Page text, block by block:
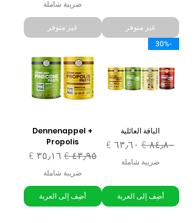
غير متوفر
ضريبة شاملة
غير متوفر
-30%
الباقة العائلية
سعر عادي‏٨٤٫٨٠ € سعر البيع
ضريبة شاملة
أضِف إلى العربة
Dennenappel +
Propolis
سعر عادي‏٤٣٫٩٥ € سعر البيع
ضريبة شاملة
أضِف إلى العربة